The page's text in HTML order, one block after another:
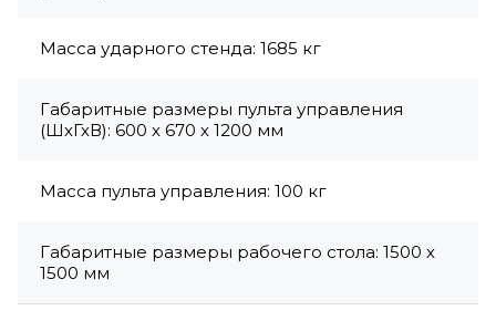
Масса ударного стенда: 1685 кг
Габаритные размеры пульта управления
(ШхГхВ): 600 х 670 х 1200 мм
Масса пульта управления: 100 кг
Габаритные размеры рабочего стола: 1500 х
1500 мм